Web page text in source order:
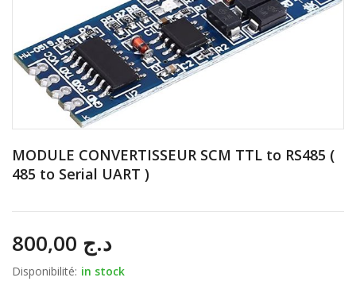
MODULE CONVERTISSEUR SCM TTL to RS485 (
485 to Serial UART )
د.ج
Disponibilité: in stock